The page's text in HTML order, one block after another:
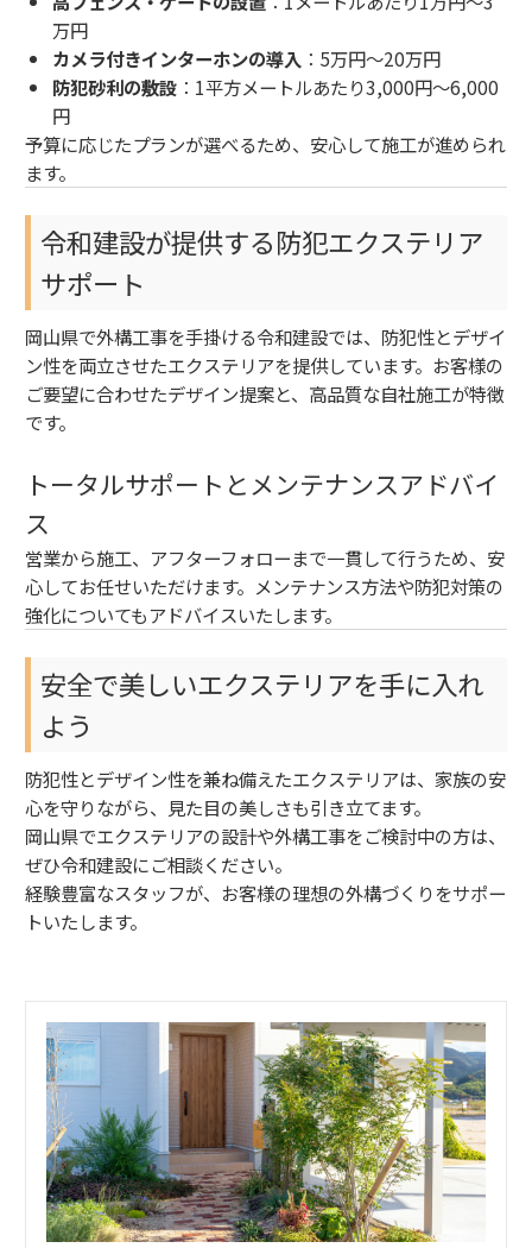
万円
カメラ付きインターホンの導入 ：5万円～20万円
防犯砂利の敷設 ：1平方メートルあたり3,000円～6,000
円
予算に応じたプランが選べるため、安心して施工が進められ
ます。
令和建設が提供する防犯エクステリア
サポート
岡山県で外構工事を手掛ける令和建設では、防犯性とデザイ
ン性を両立させたエクステリアを提供しています。お客様の
ご要望に合わせたデザイン提案と、高品質な自社施工が特徴
です。
トータルサポートとメンテナンスアドバイ
ス
営業から施工、アフターフォローまで一貫して行うため、安
心してお任せいただけます。メンテナンス方法や防犯対策の
強化についてもアドバイスいたします。
安全で美しいエクステリアを手に入れ
よう
防犯性とデザイン性を兼ね備えたエクステリアは、家族の安
心を守りながら、見た目の美しさも引き立てます。
岡山県でエクステリアの設計や外構工事をご検討中の方は、
ぜひ令和建設にご相談ください。
経験豊富なスタッフが、お客様の理想の外構づくりをサポー
トいたします。